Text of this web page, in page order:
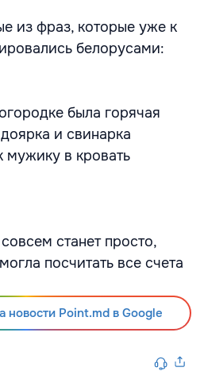
из фраз, которые уже к
белорусами:
была горячая
и свинарка
мужику в кровать
станет просто,
посчитать все счета
новости Point.md в Google